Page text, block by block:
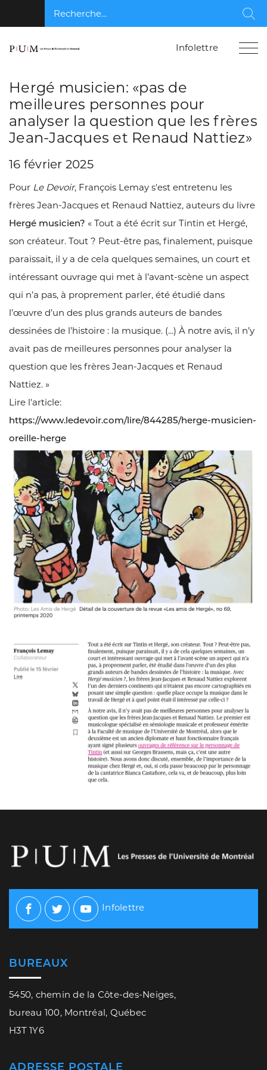
Recherche...
Infolettre
Hergé musicien: «pas de
meilleures personnes pour
analyser la question que les frères
Jean-Jacques et Renaud Nattiez»
16 février 2025
Pour Le Devoir, François Lemay s'est entretenu les
frères Jean-Jacques et Renaud Nattiez, auteurs du livre
Hergé musicien? « Tout a été écrit sur Tintin et Hergé,
son créateur. Tout ? Peut-être pas, finalement, puisque
paraissait, il y a de cela quelques semaines, un court et
intéressant ouvrage qui met à l’avant-scène un aspect
qui n’a pas, à proprement parler, été étudié dans
l’œuvre d’un des plus grands auteurs de bandes
dessinées de l’histoire : la musique. (...) À notre avis, il n’y
avait pas de meilleures personnes pour analyser la
question que les frères Jean-Jacques et Renaud
Nattiez. »
Lire l'article:
https://www.ledevoir.com/lire/844285/herge-musicien-
oreille-herge
Facebook
TwitterYoutube
Infolettre
BUREAUX
5450, chemin de la Côte-des-Neiges,
bureau 100, Montréal, Québec
H3T 1Y6
ADRESSE POSTALE